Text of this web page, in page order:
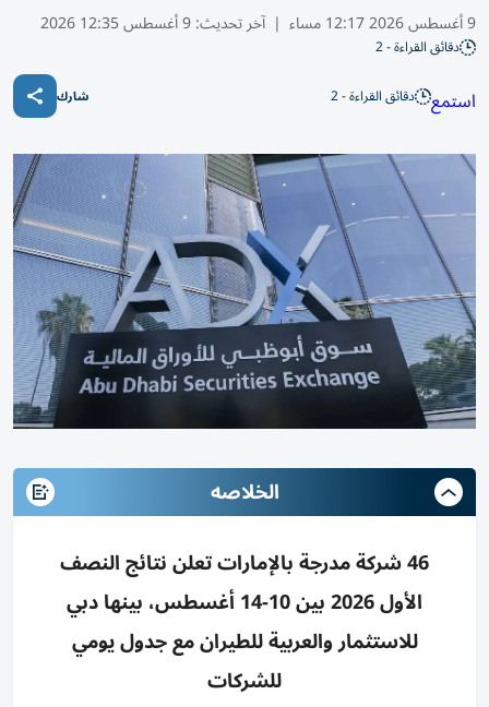
9 أغسطس 2026 12:17 مساء | آخر تحديث:9 أغسطس 12:35 2026
دقائق القراءة - 2
استمع دقائق القراءة - 2 شارك
الخلاصه
46 شركة مدرجة بالإمارات تعلن نتائج النصف
الأول 2026 بين 10-14 أغسطس، بينها دبي
للاستثمار والعربية للطيران مع جدول يومي
للشركات